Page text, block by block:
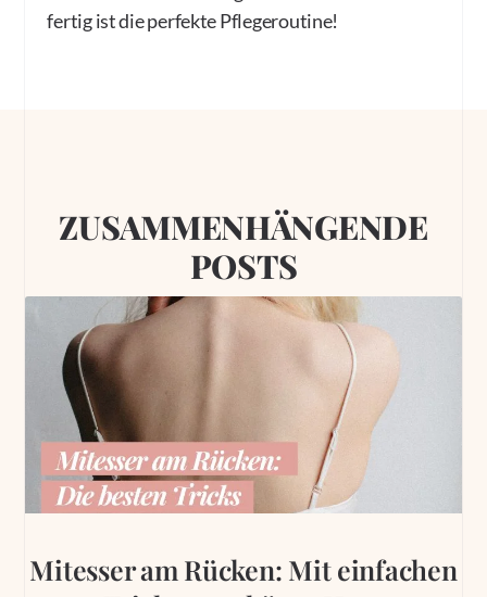
fertig ist die perfekte Pflegeroutine!
ZUSAMMENHÄNGENDE
POSTS
Mitesser am Rücken: Mit einfachen